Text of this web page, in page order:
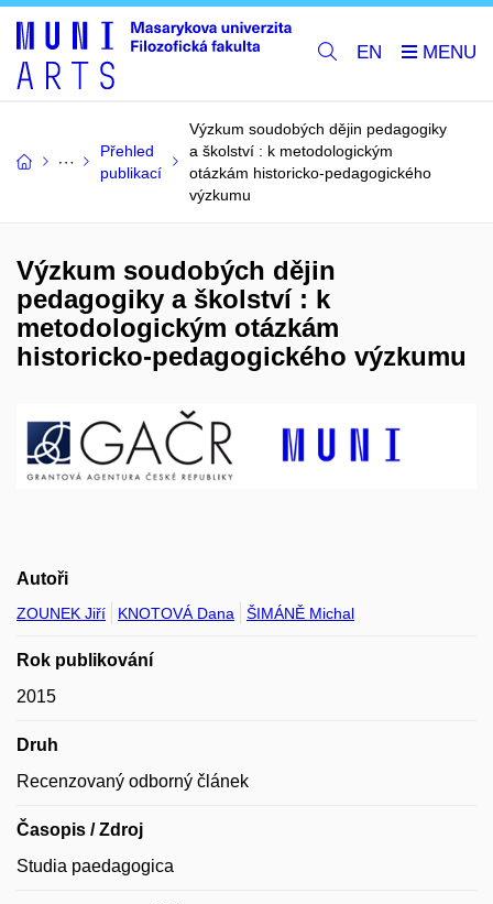
EN
Přehled
publikací
Výzkum soudobých dějin pedagogiky
a školství : k metodologickým
otázkám historicko-pedagogického
výzkumu
Výzkum soudobých dějin
pedagogiky a školství : k
metodologickým otázkám
historicko-pedagogického výzkumu
Autoři
ZOUNEK Jiří KNOTOVÁ Dana ŠIMÁNĚ Michal
Rok publikování
2015
Druh
Recenzovaný odborný článek
Časopis / Zdroj
Studia paedagogica